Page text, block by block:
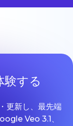
験する
更新し、最先端
Veo 3.1、